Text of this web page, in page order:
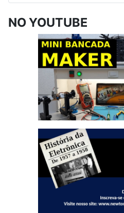
NO YOUTUBE